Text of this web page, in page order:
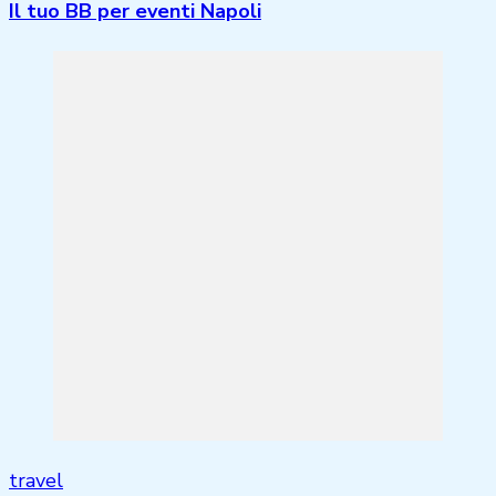
Il tuo BB per eventi Napoli
travel